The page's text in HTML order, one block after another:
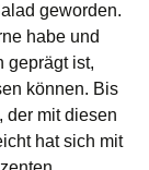
geworden.
habe und
geprägt ist,
können. Bis
der mit diesen
hat sich mit